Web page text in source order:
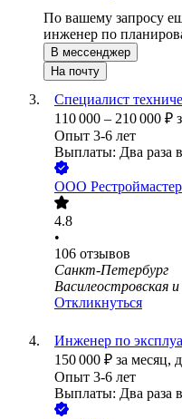
По вашему запросу
инженер по
В мессенджер
На почту
Специалист
110 000 – 210 000 ₽
Опыт 3-6 лет
Выплаты: Два раза
ООО Рестроймастер
4.8
•
106 отзывов
Санкт-Петербург
Василеостровская
Откликнуться
Инженер по
150 000 ₽ за месяц,
Опыт 3-6 лет
Выплаты: Два раза